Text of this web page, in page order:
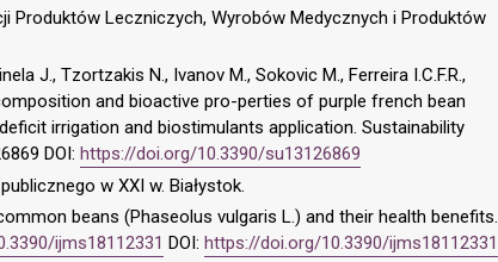
Produktów Leczniczych, Wyrobów Medycznych i Produktów
J., Tzortzakis N., Ivanov M., Sokovic M., Ferreira I.C.F.R.,
and bioactive pro-perties of purple french bean
irrigation and biostimulants application. Sustainability
DOI: https://doi.org/10.3390/su13126869
w XXI w. Białystok.
beans (Phaseolus vulgaris L.) and their health benefits.
ijms18112331 DOI: https://doi.org/10.3390/ijms18112331